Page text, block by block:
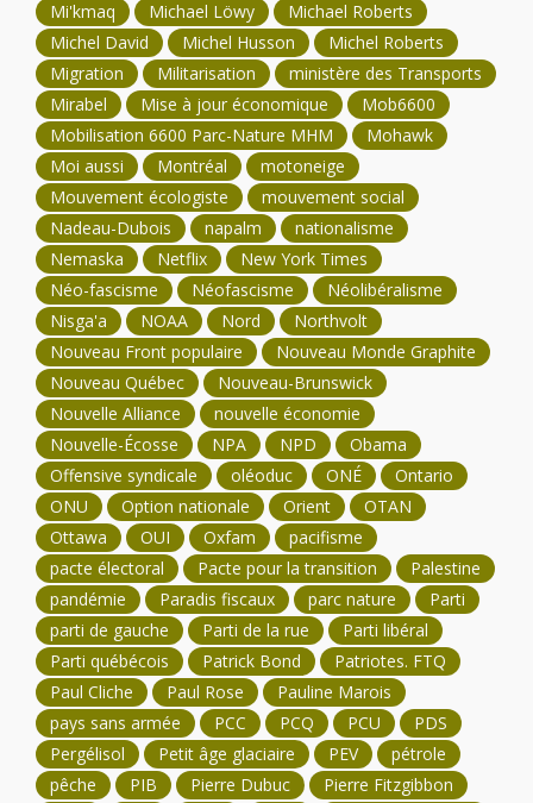
Mi'kmaq
Michael Löwy
Michael Roberts
Michel David
Michel Husson
Michel Roberts
Migration
Militarisation
ministère des Transports
Mirabel
Mise à jour économique
Mob6600
Mobilisation 6600 Parc-Nature MHM
Mohawk
Moi aussi
Montréal
motoneige
Mouvement écologiste
mouvement social
Nadeau-Dubois
napalm
nationalisme
Nemaska
Netflix
New York Times
Néo-fascisme
Néofascisme
Néolibéralisme
Nisga'a
NOAA Nord
Northvolt
Nouveau Front populaire
Nouveau Monde Graphite
Nouveau Québec
Nouveau-Brunswick
Nouvelle Alliance
nouvelle économie
Nouvelle-Écosse
NPA NPD
Obama
Offensive syndicale
oléoduc ONÉ
Ontario
ONU
Option nationale Orient
OTAN
Ottawa
OUI Oxfam
pacifisme
pacte électoral
Pacte pour la transition
Palestine
pandémie
Paradis fiscaux parc nature
Parti
parti de gauche
Parti de la rue
Parti libéral
Parti québécois
Patrick Bond
Patriotes. FTQ
Paul Cliche
Paul Rose
Pauline Marois
pays sans armée
PCC PCQ PCU
PDS
Pergélisol
Petit âge glaciaire PEV
pétrole
pêche
PIB Pierre Dubuc
Pierre Fitzgibbon